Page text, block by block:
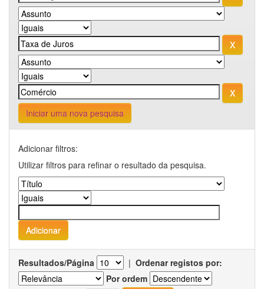
Iniciar uma nova pesquisa
Adicionar filtros:
Utilizar filtros para refinar o resultado da pesquisa.
Resultados/Página | Ordenar registos por:
Por ordem